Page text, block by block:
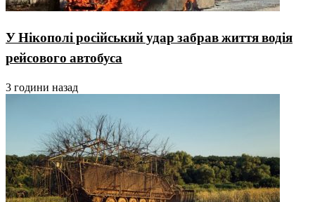
У Нікополі російський удар забрав життя водія
рейсового автобуса
3 години назад